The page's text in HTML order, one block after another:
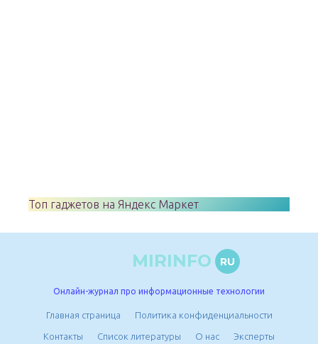
Топ гаджетов на Яндекс Маркет
MIRINFO RU
Онлайн-журнал про информационные технологии
Главная страница Политика конфиденциальности
Контакты Список литературы О нас Эксперты